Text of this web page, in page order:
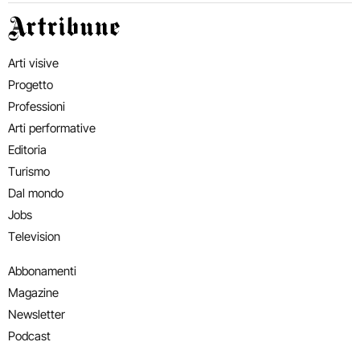
Artribune
Arti visive
Progetto
Professioni
Arti performative
Editoria
Turismo
Dal mondo
Jobs
Television
Abbonamenti
Magazine
Newsletter
Podcast